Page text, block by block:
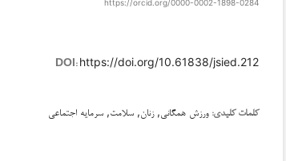
https://orcid.org/0000-0002-1898-0284
DOI: https://doi.org/10.61838/jsied.212
کلمات کلیدی: ورزش همگانی, زنان, سلامت, سرمایه اجتماعی